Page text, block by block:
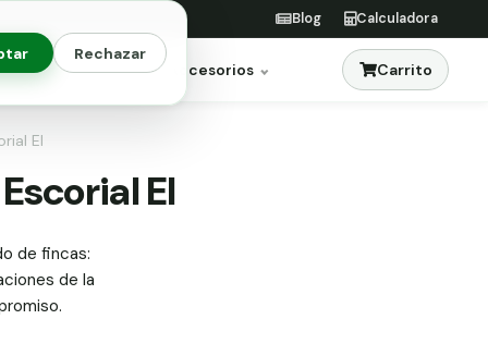
Rechazar
Blog Calculadora
Jardinería Accesorios Carrito
El
El
de fincas:
de la